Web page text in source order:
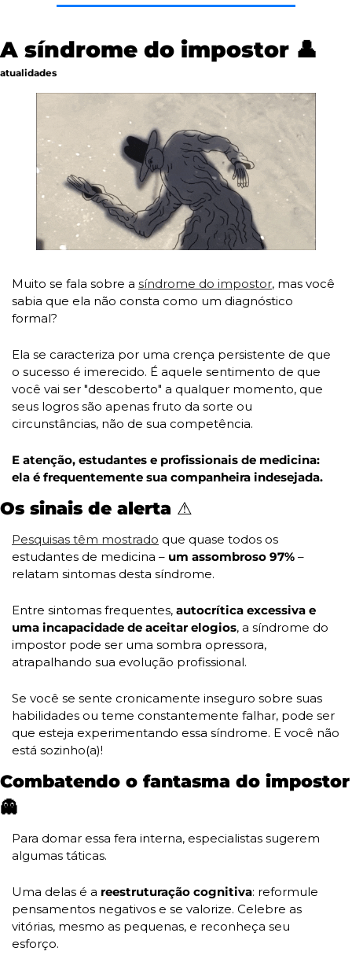
A síndrome do impostor 👤
atualidades
Muito se fala sobre a síndrome do impostor, mas você
sabia que ela não consta como um diagnóstico
formal?
Ela se caracteriza por uma crença persistente de que
o sucesso é imerecido. É aquele sentimento de que
você vai ser "descoberto" a qualquer momento, que
seus logros são apenas fruto da sorte ou
circunstâncias, não de sua competência.
E atenção, estudantes e profissionais de medicina:
ela é frequentemente sua companheira indesejada.
Os sinais de alerta ⚠️
Pesquisas têm mostrado que quase todos os
estudantes de medicina – um assombroso 97% –
relatam sintomas desta síndrome.
Entre sintomas frequentes, autocrítica excessiva e
uma incapacidade de aceitar elogios, a síndrome do
impostor pode ser uma sombra opressora,
atrapalhando sua evolução profissional.
Se você se sente cronicamente inseguro sobre suas
habilidades ou teme constantemente falhar, pode ser
que esteja experimentando essa síndrome. E você não
está sozinho(a)!
👻
Para domar essa fera interna, especialistas sugerem
algumas táticas.
Uma delas é a reestruturação cognitiva: reformule
pensamentos negativos e se valorize. Celebre as
vitórias, mesmo as pequenas, e reconheça seu
esforço.